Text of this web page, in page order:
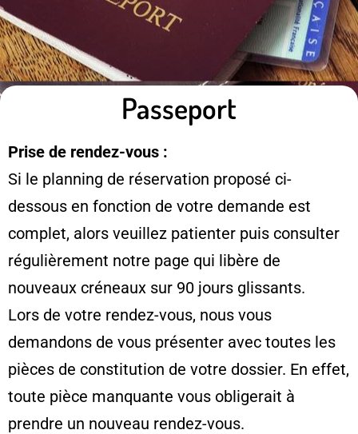
Passeport
Prise de rendez-vous :
Si le planning de réservation proposé ci-
dessous en fonction de votre demande est
complet, alors veuillez patienter puis consulter
régulièrement notre page qui libère de
nouveaux créneaux sur 90 jours glissants.
Lors de votre rendez-vous, nous vous
demandons de vous présenter avec toutes les
pièces de constitution de votre dossier. En effet,
toute pièce manquante vous obligerait à
prendre un nouveau rendez-vous.